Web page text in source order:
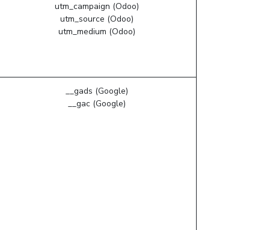
utm_campaign (Odoo)
utm_source (Odoo)
utm_medium (Odoo)
__gads (Google)
__gac (Google)